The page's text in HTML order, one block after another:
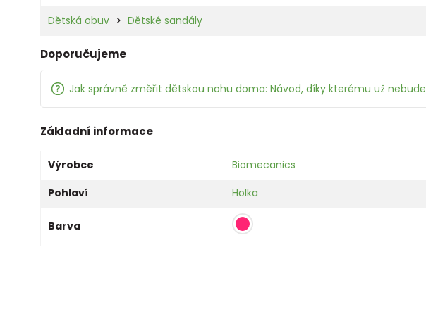
Dětská obuv Dětské sandály
Doporučujeme
Jak správně změřit dětskou nohu doma: Návod, díky kterému už
Základní informace
Výrobce
Biomecanics
Pohlaví
Holka
Barva